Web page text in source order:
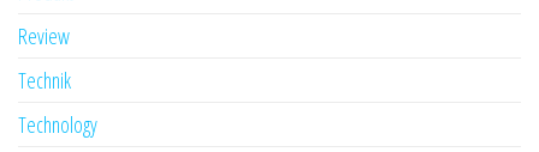
Review
Technik
Technology